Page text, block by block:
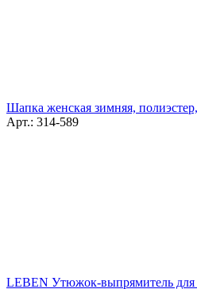
Шапка женская зимняя,
Арт.: 314-589
LEBEN Утюжок-выпрямитель